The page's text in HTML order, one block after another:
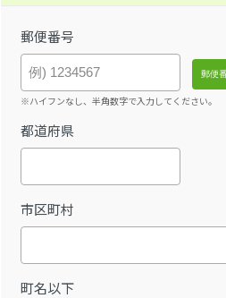
郵便番号
※ハイフンなし、半角数字で入力してください。
都道府県
市区町村
町名以下